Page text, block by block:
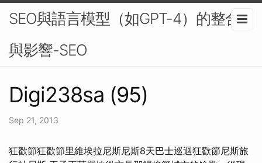
SEO與語言模型（如GPT-4）的整合
與影響-SEO
Digi238sa (95)
Sep 21, 2013
狂歡節狂歡節里維埃拉尼斯尼斯8天巴士巡迴狂歡節尼斯旅